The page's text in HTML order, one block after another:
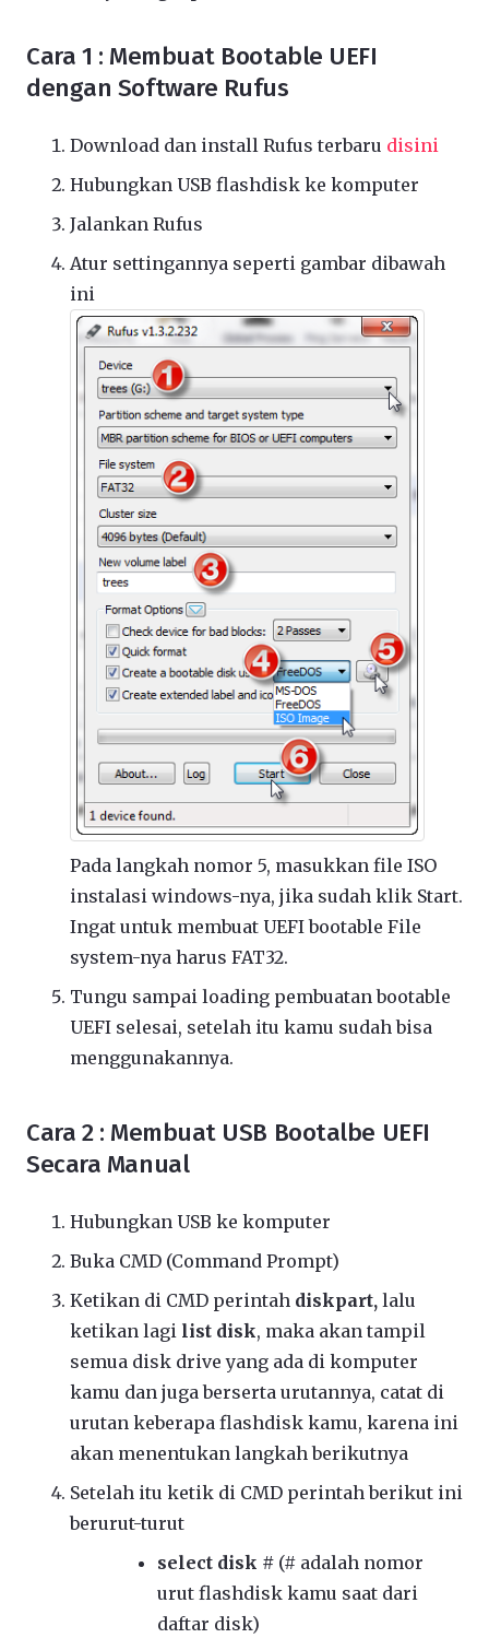
Cara 1 : Membuat Bootable UEFI
dengan Software Rufus
Download dan install Rufus terbaru disini
Hubungkan USB flashdisk ke komputer
Jalankan Rufus
Atur settingannya seperti gambar dibawah
ini
Pada langkah nomor 5, masukkan file ISO
instalasi windows-nya, jika sudah klik Start.
Ingat untuk membuat UEFI bootable File
system-nya harus FAT32.
Tungu sampai loading pembuatan bootable
UEFI selesai, setelah itu kamu sudah bisa
menggunakannya.
Cara 2 : Membuat USB Bootalbe UEFI
Secara Manual
Hubungkan USB ke komputer
Buka CMD (Command Prompt)
Ketikan di CMD perintah diskpart, lalu
ketikan lagi list disk, maka akan tampil
semua disk drive yang ada di komputer
kamu dan juga berserta urutannya, catat di
urutan keberapa flashdisk kamu, karena ini
akan menentukan langkah berikutnya
Setelah itu ketik di CMD perintah berikut ini
berurut-turut
select disk # (# adalah nomor
urut flashdisk kamu saat dari
daftar disk)